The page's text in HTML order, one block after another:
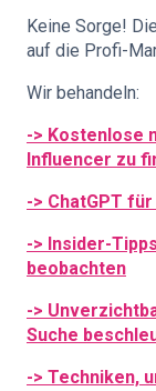
Keine Sorge!
auf die Profi-
Wir behandeln:
-> Kostenlose
Influencer zu
-> ChatGPT
-> Insider-
beobachten
->
Suche
-> Techniken,